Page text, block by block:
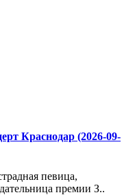
Краснодар (2026-09-
певица,
премии З..